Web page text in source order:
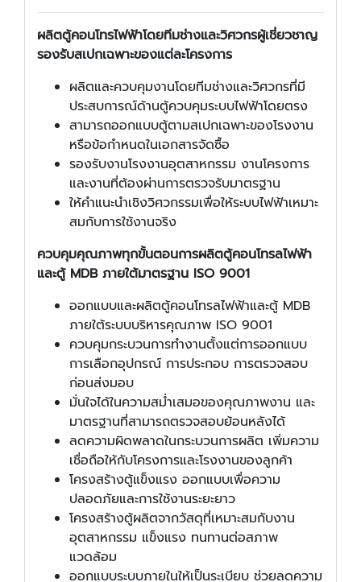
ผลิตตู้คอนโทรไฟฟ้าโดยทีมช่างและวิศวกรผู้เชี่ยวชาญ
รองรับสเปกเฉพาะของแต่ละโครงการ
ผลิตและควบคุมงานโดยทีมช่างและวิศวกรที่มี
ประสบการณ์ด้านตู้ควบคุมระบบไฟฟ้าโดยตรง
สามารถออกแบบตู้ตามสเปกเฉพาะของโรงงาน
หรือข้อกำหนดในเอกสารจัดซื้อ
รองรับงานโรงงานอุตสาหกรรม งานโครงการ
และงานที่ต้องผ่านการตรวจรับมาตรฐาน
ให้คำแนะนำเชิงวิศวกรรมเพื่อให้ระบบไฟฟ้าเหมาะ
สมกับการใช้งานจริง
ควบคุมคุณภาพทุกขั้นตอนการผลิตตู้คอนโทรลไฟฟ้า
และตู้ MDB ภายใต้มาตรฐาน ISO 9001
ออกแบบและผลิตตู้คอนโทรลไฟฟ้าและตู้ MDB
ภายใต้ระบบบริหารคุณภาพ ISO 9001
ควบคุมกระบวนการทำงานตั้งแต่การออกแบบ
การเลือกอุปกรณ์ การประกอบ การตรวจสอบ
ก่อนส่งมอบ
มั่นใจได้ในความสม่ำเสมอของคุณภาพงาน และ
มาตรฐานที่สามารถตรวจสอบย้อนหลังได้
ลดความผิดพลาดในกระบวนการผลิต เพิ่มความ
เชื่อถือให้กับโครงการและโรงงานของลูกค้า
โครงสร้างตู้แข็งแรง ออกแบบเพื่อความ
ปลอดภัยและการใช้งานระยะยาว
โครงสร้างตู้ผลิตจากวัสดุที่เหมาะสมกับงาน
อุตสาหกรรม แข็งแรง ทนทานต่อสภาพ
แวดล้อม
ออกแบบระบบภายในให้เป็นระเบียบ ช่วยลดความ